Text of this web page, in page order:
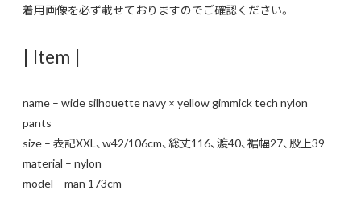
着用画像を必ず載せておりますのでご確認ください。
| Item |
name – wide silhouette navy × yellow gimmick tech nylon
pants
size – 表記XXL、w42/106cm、総丈116、渡40、裾幅27、股上39
material – nylon
model – man 173cm